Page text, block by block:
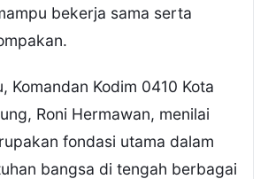
bekerja sama serta
Komandan Kodim 0410 Kota
Roni Hermawan, menilai
fondasi utama dalam
bangsa di tengah berbagai